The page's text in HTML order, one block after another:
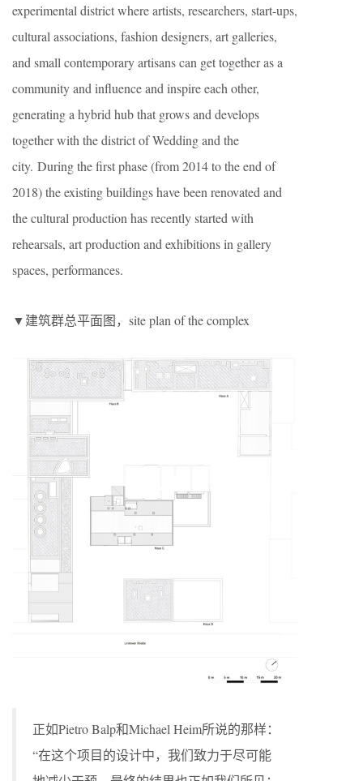
experimental district where artists, researchers, start-ups,
cultural associations, fashion designers, art galleries,
and small contemporary artisans can get together as a
community and influence and inspire each other,
generating a hybrid hub that grows and develops
together with the district of Wedding and the
city. During the first phase (from 2014 to the end of
2018) the existing buildings have been renovated and
the cultural production has recently started with
rehearsals, art production and exhibitions in gallery
spaces, performances.
▼建筑群总平面图，site plan of the complex
正如Pietro Balp和Michael Heim所说的那样：
“在这个项目的设计中，我们致力于尽可能